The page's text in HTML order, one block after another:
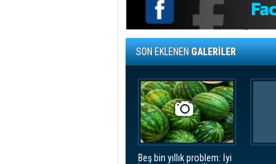
SON EKLENENGALERİLER
Beş bin yıllık problem: İyi